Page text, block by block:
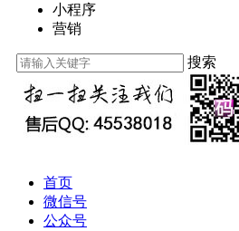
小程序
营销
搜索
首页
微信号
公众号